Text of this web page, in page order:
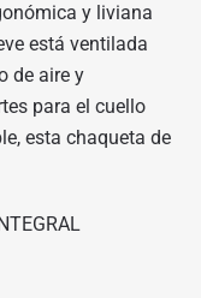
y liviana
está ventilada
de aire y
para el cuello
esta chaqueta de